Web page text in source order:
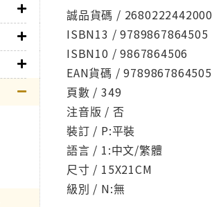
誠品貨碼 / 2680222442000
ISBN13 / 9789867864505
ISBN10 / 9867864506
EAN貨碼 / 9789867864505
頁數 / 349
注音版 / 否
裝訂 / P:平裝
語言 / 1:中文/繁體
尺寸 / 15X21CM
級別 / N:無